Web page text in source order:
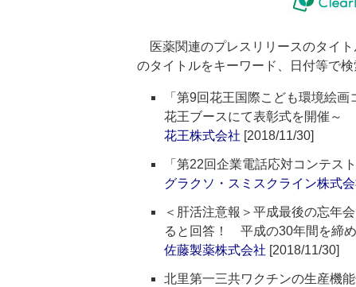
医薬関連のプレスリリースのタイト
のタイトルをキーワード、日付等で
「第9回花王国際こども環境絵
花王ブースにて表彰式を開催～
花王株式会社 [2018/11/30]
「第22回企業電話応対コンテス
グラクソ・スミスクライン株式
＜肝活注意報＞平成最後の忘年
ると回答！ 平成の30年間を締
佐藤製薬株式会社 [2018/11/30]
北里第一三共ワクチンの生産機